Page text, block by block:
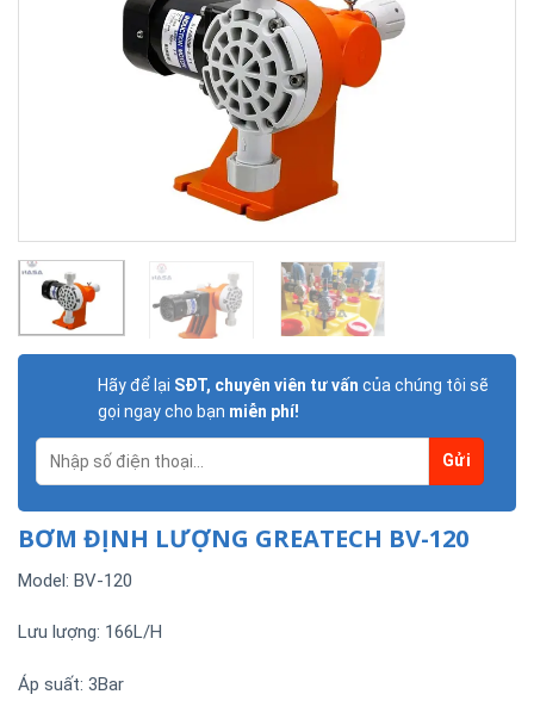
Hãy để lại SĐT, chuyên viên tư vấn của chúng tôi sẽ
gọi ngay cho bạn miễn phí!
BƠM ĐỊNH LƯỢNG GREATECH BV-120
Model: BV-120
Lưu lượng: 166L/H
Áp suất: 3Bar